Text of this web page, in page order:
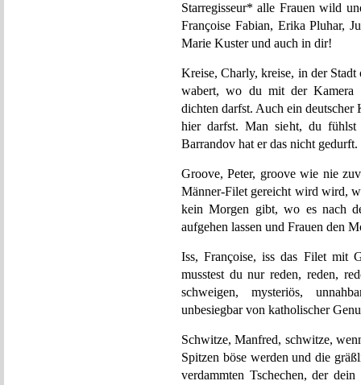
Starregisseur* alle Frauen wild
Françoise Fabian, Erika Pluhar,
Marie Kuster und auch in dir!
Kreise, Charly, kreise, in der
wabert, wo du mit der Kamera
dichten darfst. Auch ein deutscher
hier darfst. Man sieht, du
Barrandov hat er das nicht gedurft.
Groove, Peter, groove wie nie
Männer-Filet gereicht wird wird,
kein Morgen gibt, wo es nach
aufgehen lassen und Frauen den
Iss, Françoise, iss das Filet mit
musstest du nur reden, reden,
schweigen, mysteriös,
unbesiegbar von katholischer
Schwitze, Manfred, schwitze,
Spitzen böse werden und die
verdammten Tschechen, der